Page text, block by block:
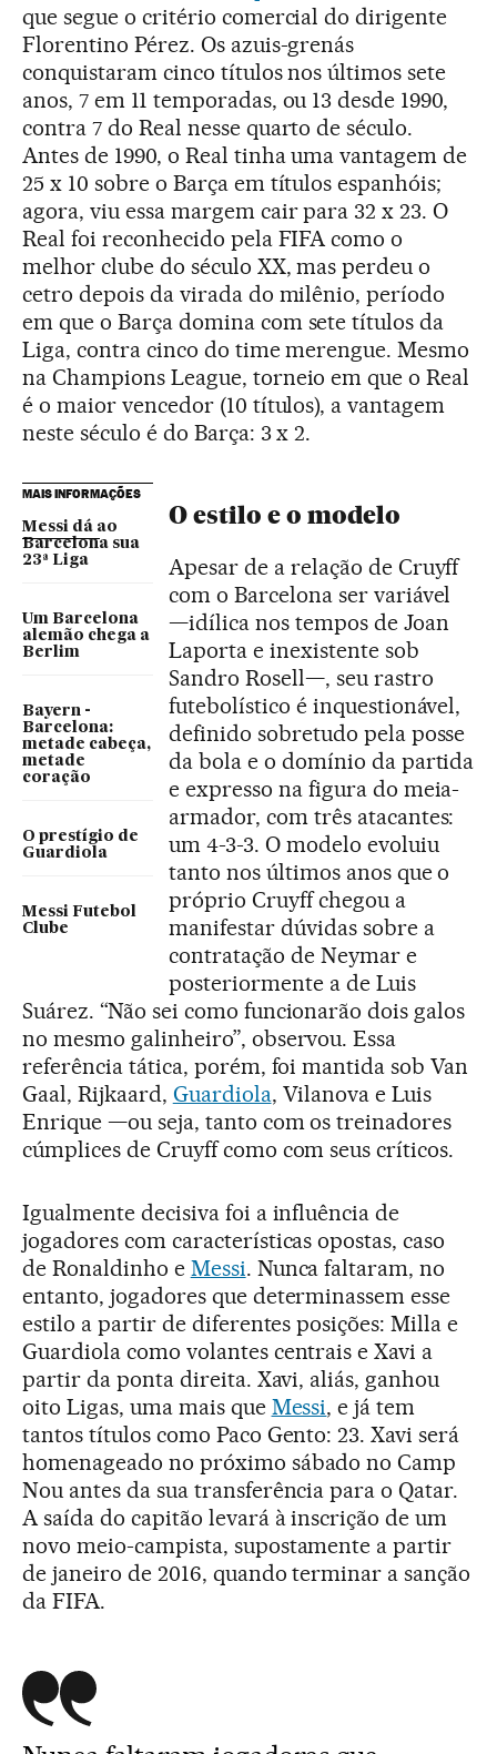
que segue o critério comercial do dirigente
Florentino Pérez. Os azuis-grenás
conquistaram cinco títulos nos últimos sete
anos, 7 em 11 temporadas, ou 13 desde 1990,
contra 7 do Real nesse quarto de século.
Antes de 1990, o Real tinha uma vantagem de
25 x 10 sobre o Barça em títulos espanhóis;
agora, viu essa margem cair para 32 x 23. O
Real foi reconhecido pela FIFA como o
melhor clube do século XX, mas perdeu o
cetro depois da virada do milênio, período
em que o Barça domina com sete títulos da
Liga, contra cinco do time merengue. Mesmo
na Champions League, torneio em que o Real
é o maior vencedor (10 títulos), a vantagem
neste século é do Barça: 3 x 2.
MAIS INFORMAÇÕES
Messi dá ao
Barcelona sua
23ª Liga
Um Barcelona
alemão chega a
Berlim
Bayern -
Barcelona:
metade cabeça,
metade
coração
O prestígio de
Guardiola
Messi Futebol
Clube
O estilo e o modelo
Apesar de a relação de Cruyff
com o Barcelona ser variável
—idílica nos tempos de Joan
Laporta e inexistente sob
Sandro Rosell—, seu rastro
futebolístico é inquestionável,
definido sobretudo pela posse
da bola e o domínio da partida
e expresso na figura do meia-
armador, com três atacantes:
um 4-3-3. O modelo evoluiu
tanto nos últimos anos que o
próprio Cruyff chegou a
manifestar dúvidas sobre a
contratação de Neymar e
posteriormente a de Luis
Suárez. “Não sei como funcionarão dois galos
no mesmo galinheiro”, observou. Essa
referência tática, porém, foi mantida sob Van
Gaal, Rijkaard, Guardiola, Vilanova e Luis
Enrique —ou seja, tanto com os treinadores
cúmplices de Cruyff como com seus críticos.
Igualmente decisiva foi a influência de
jogadores com características opostas, caso
de Ronaldinho e Messi. Nunca faltaram, no
entanto, jogadores que determinassem esse
estilo a partir de diferentes posições: Milla e
Guardiola como volantes centrais e Xavi a
partir da ponta direita. Xavi, aliás, ganhou
oito Ligas, uma mais que Messi, e já tem
tantos títulos como Paco Gento: 23. Xavi será
homenageado no próximo sábado no Camp
Nou antes da sua transferência para o Qatar.
A saída do capitão levará à inscrição de um
novo meio-campista, supostamente a partir
de janeiro de 2016, quando terminar a sanção
da FIFA.